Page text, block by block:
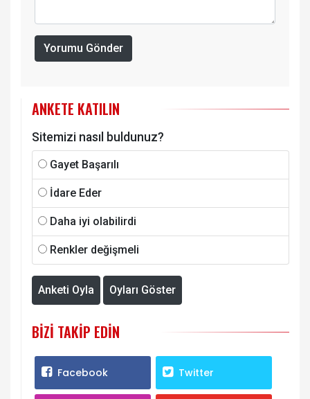
Yorumu Gönder
ANKETE KATILIN
Sitemizi nasıl buldunuz?
Gayet Başarılı
İdare Eder
Daha iyi olabilirdi
Renkler değişmeli
Anketi Oyla Oyları Göster
BIZI TAKIP EDIN
Facebook Twitter